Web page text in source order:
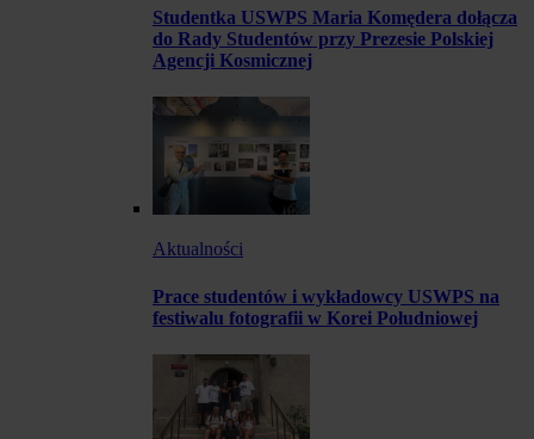
Studentka USWPS Maria Komędera dołącza
do Rady Studentów przy Prezesie Polskiej
Agencji Kosmicznej
Aktualności
Prace studentów i wykładowcy USWPS na
festiwalu fotografii w Korei Południowej